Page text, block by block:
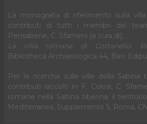
La monografia di riferimento sulla
contributi di tutti i membri del
Pensabene, C. Sfameni (a cura di),
La villa romana di Cottanello.
Bibliotheca Archaeologica 44, Bari,
Per le ricerche sulle ville della Sabina
contributi raccolti in F. Colosi, C.
romane nella Sabina tiberina: il
Mediterranea, Supplemento 5, Roma,